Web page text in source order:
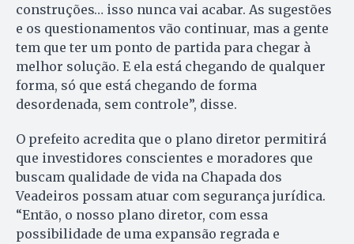
construções… isso nunca vai acabar. As sugestões
e os questionamentos vão continuar, mas a gente
tem que ter um ponto de partida para chegar à
melhor solução. E ela está chegando de qualquer
forma, só que está chegando de forma
desordenada, sem controle”, disse.
O prefeito acredita que o plano diretor permitirá
que investidores conscientes e moradores que
buscam qualidade de vida na Chapada dos
Veadeiros possam atuar com segurança jurídica.
“Então, o nosso plano diretor, com essa
possibilidade de uma expansão regrada e